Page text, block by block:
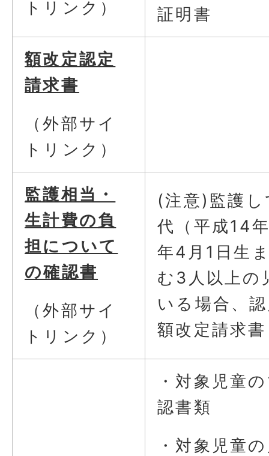
トリンク）
証明書
額改定認定
請求書
（外部サイ
トリンク）
監護相当・
生計費の負
担について
の確認書
（外部サイ
トリンク）
(注意)監護
代（平成14
年4月1日生
む3人以上の
いる場合、
額改定請求
・対象児童
認書類
・対象児童